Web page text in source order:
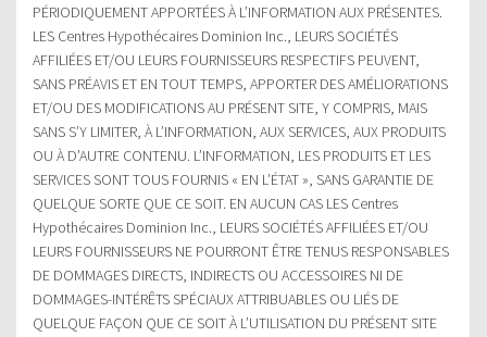
PÉRIODIQUEMENT APPORTÉES À L’INFORMATION AUX PRÉSENTES.
LES Centres Hypothécaires Dominion Inc., LEURS SOCIÉTÉS
AFFILIÉES ET/OU LEURS FOURNISSEURS RESPECTIFS PEUVENT,
SANS PRÉAVIS ET EN TOUT TEMPS, APPORTER DES AMÉLIORATIONS
ET/OU DES MODIFICATIONS AU PRÉSENT SITE, Y COMPRIS, MAIS
SANS S’Y LIMITER, À L’INFORMATION, AUX SERVICES, AUX PRODUITS
OU À D’AUTRE CONTENU. L’INFORMATION, LES PRODUITS ET LES
SERVICES SONT TOUS FOURNIS « EN L’ÉTAT », SANS GARANTIE DE
QUELQUE SORTE QUE CE SOIT. EN AUCUN CAS LES Centres
Hypothécaires Dominion Inc., LEURS SOCIÉTÉS AFFILIÉES ET/OU
LEURS FOURNISSEURS NE POURRONT ÊTRE TENUS RESPONSABLES
DE DOMMAGES DIRECTS, INDIRECTS OU ACCESSOIRES NI DE
DOMMAGES-INTÉRÊTS SPÉCIAUX ATTRIBUABLES OU LIÉS DE
QUELQUE FAÇON QUE CE SOIT À L’UTILISATION DU PRÉSENT SITE